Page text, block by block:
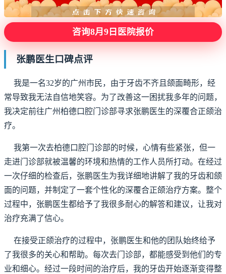
咨询8月9日医院报价
张鹏医生口碑点评
我是一名32岁的广州市民，由于牙齿不齐且颌面畸形，经
常导致我无法自信地笑容。为了改善这一困扰我多年的问题，
我决定前往广州柏德口腔门诊部寻求张鹏医生的深覆合正颌治
疗。
我第一次去柏德口腔门诊部的时候，心情有些紧张，但一
走进门诊部就被温馨的环境和热情的工作人员所打动。在经过
一次仔细的检查后，张鹏医生为我详细地讲解了我的牙齿和颌
面的问题，并制定了一套个性化的深覆合正颌治疗方案。整个
过程中，张鹏医生都给予了我很多耐心的解答和建议，让我对
治疗充满了信心。
在接受正颌治疗的过程中，张鹏医生和他的团队始终给予
了我很多的关心和帮助。每次去门诊部，都能感受到他们的专
业和细心。经过一段时间的治疗后，我的牙齿开始逐渐变得整